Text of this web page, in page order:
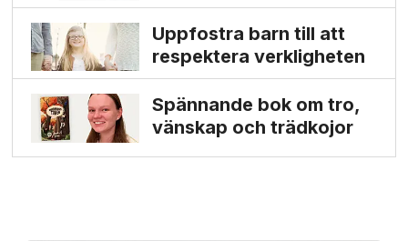
Uppfostra barn till att
respektera verkligheten
Spännande bok om tro,
vänskap och trädkojor